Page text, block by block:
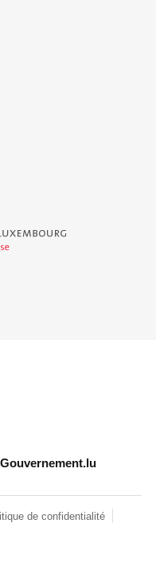
Luxembourg - Service
Gouvernement.lu
de confidentialité